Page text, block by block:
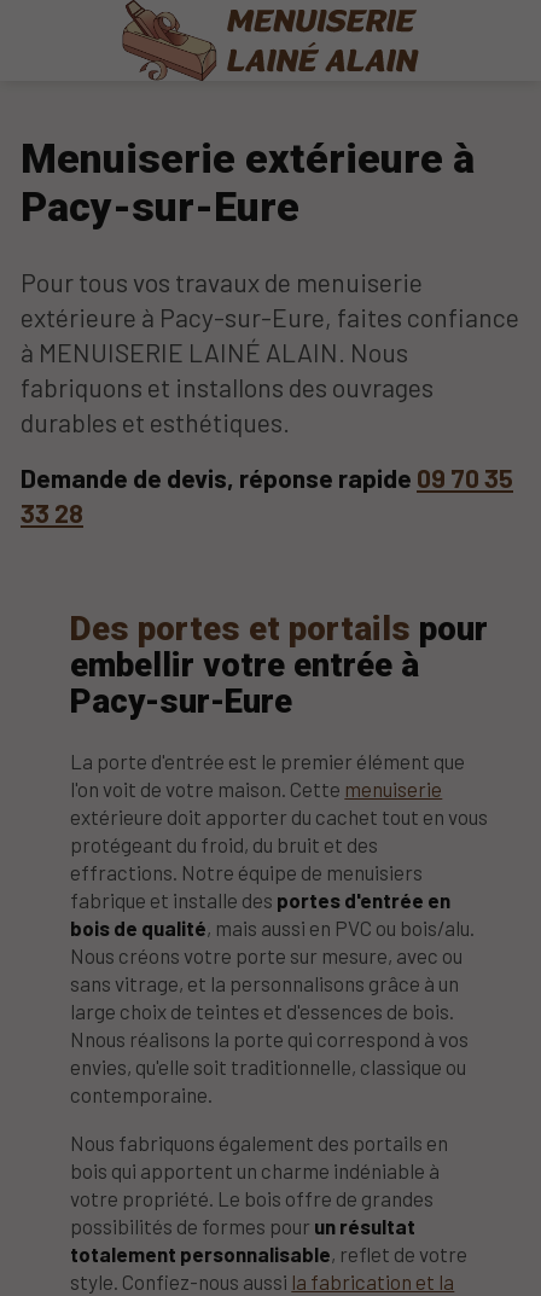
Menuiserie extérieure à
Pacy-sur-Eure
Pour tous vos travaux de menuiserie
extérieure à Pacy-sur-Eure, faites confiance
à MENUISERIE LAINÉ ALAIN. Nous
fabriquons et installons des ouvrages
durables et esthétiques.
Demande de devis, réponse rapide 09 70 35
33 28
Des portes et portails pour
embellir votre entrée à
Pacy-sur-Eure
La porte d'entrée est le premier élément que
l'on voit de votre maison. Cette menuiserie
extérieure doit apporter du cachet tout en vous
protégeant du froid, du bruit et des
effractions. Notre équipe de menuisiers
fabrique et installe des portes d'entrée en
bois de qualité, mais aussi en PVC ou bois/alu.
Nous créons votre porte sur mesure, avec ou
sans vitrage, et la personnalisons grâce à un
large choix de teintes et d'essences de bois.
Nnous réalisons la porte qui correspond à vos
envies, qu'elle soit traditionnelle, classique ou
contemporaine.
Nous fabriquons également des portails en
bois qui apportent un charme indéniable à
votre propriété. Le bois offre de grandes
possibilités de formes pour un résultat
totalement personnalisable, reflet de votre
style. Confiez-nous aussi la fabrication et la